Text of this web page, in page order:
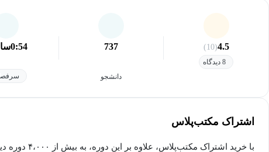
4.5
(10)
8 دیدگاه
737
دانشجو
0:54
اشتراک مکتب‌پلاس
با خرید اشتراک مکتب‌پلاس، علاوه بر این دوره، به بیش از ۴،۰۰۰ دوره دیگر دسترسی خواهید داشت.